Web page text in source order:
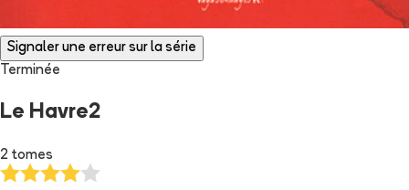
Signaler une erreur sur la série
Terminée
Le Havre2
2 tomes